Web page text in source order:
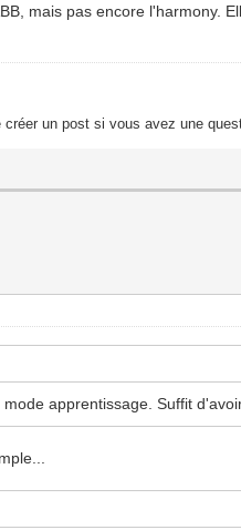
mais pas encore l'harmony.
un post si vous avez une
apprentissage. Suffit